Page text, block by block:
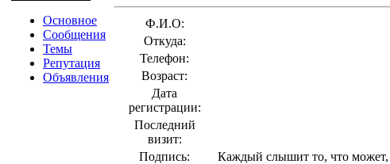
Основное
Сообщения
Темы
Репутация
Объявления
Ф.И.О:
Откуда:
Телефон:
Возраст:
Дата
регистрации:
Последний
визит:
Подпись:
Каждый слышит то, что может,